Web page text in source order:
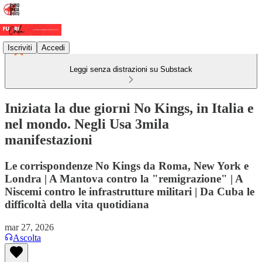
Iscriviti Accedi
Leggi senza distrazioni su Substack
Iniziata la due giorni No Kings, in Italia e
nel mondo. Negli Usa 3mila
manifestazioni
Le corrispondenze No Kings da Roma, New York e
Londra | A Mantova contro la "remigrazione" | A
Niscemi contro le infrastrutture militari | Da Cuba le
difficoltà della vita quotidiana
mar 27, 2026
Ascolta